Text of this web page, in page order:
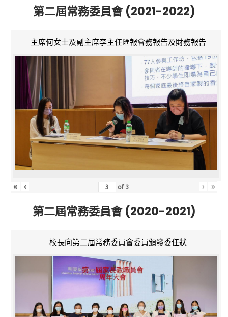
第二屆常務委員會 (2021-2022)
主席何女士及副主席李主任匯報會務報告及財務報告
« ‹ of3 › »
第二屆常務委員會 (2020-2021)
校長向第二屆常務委員會委員頒發委任狀